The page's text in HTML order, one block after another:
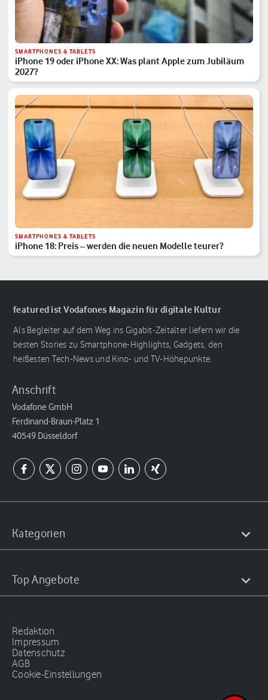
SMARTPHONES & TABLETS
iPhone 19 oder iPhone XX: Was plant Apple zum Jubiläum
2027?
SMARTPHONES & TABLETS
iPhone 18: Preis – werden die neuen Modelle teurer?
featured ist Vodafones Magazin für digitale Kultur
Als Begleiter auf dem Weg ins Gigabit-Zeitalter liefern wir die
besten Stories zu Smartphone-Highlights, Gadgets, den
heißesten Tech-News und Kino- und TV-Höhepunkte.
Anschrift
Vodafone GmbH
Ferdinand-Braun-Platz 1
40549 Düsseldorf
Kategorien
Top Angebote
Redaktion
Impressum
Datenschutz
AGB
Cookie-Einstellungen